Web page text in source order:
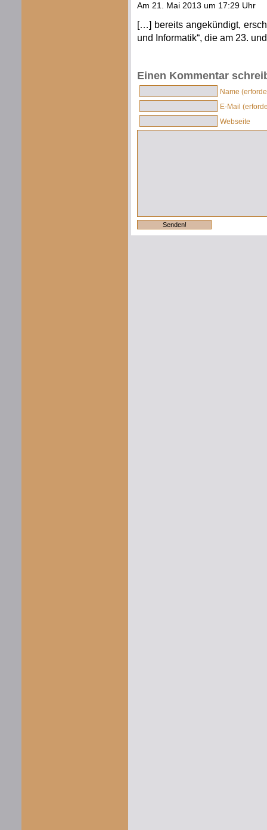
Am 21. Mai 2013 um 17:29 Uhr
[…] bereits angekündigt,
und Informatik“, die am 23.
Einen Kommentar
Name
E-Mail
Webseite